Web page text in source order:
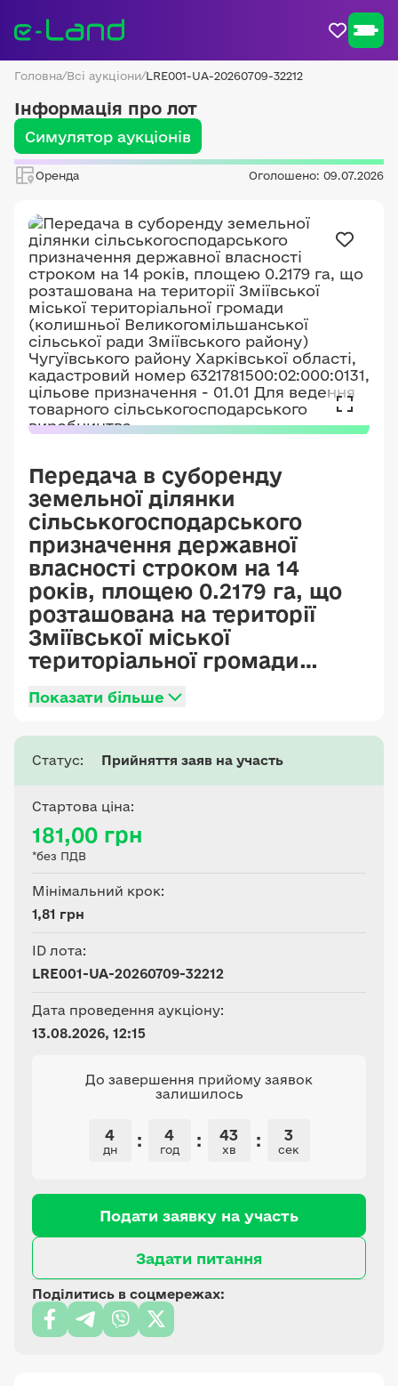
Головна/Всі аукціони/LRE001-UA-20260709-32212
Інформація про лот
Симулятор аукціонів
Оренда Оголошено: 09.07.2026
Передача в суборенду
земельної ділянки
сільськогосподарського
призначення державної
власності строком на 14
років, площею 0.2179 га, що
розташована на території
Зміївської міської
територіальної громади
Великогомільшанської
району) Чугуївського району
Харківської області,
кадастровий номер
6321781500:02:000:0131,
цільове призначення - 01.01
Для ведення товарного
сільськогосподарського
виробництва.
Показати більше
Статус: Прийняття заяв на участь
Стартова ціна:
181,00 грн
*без ПДВ
Мінімальний крок:
1,81 грн
ID лота:
LRE001-UA-20260709-32212
Дата проведення аукціону:
13.08.2026, 12:15
До завершення прийому заявок
залишилось
4
дн : 4
год : 43
хв : 2
сек
Подати заявку на участь
Задати питання
Поділитись в соцмережах: